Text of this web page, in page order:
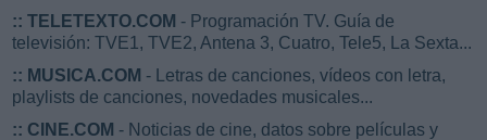
:: TELETEXTO.COM - Programación TV. Guía de
televisión: TVE1, TVE2, Antena 3, Cuatro, Tele5, La Sexta...
:: MUSICA.COM - Letras de canciones, vídeos con letra,
playlists de canciones, novedades musicales...
:: CINE.COM - Noticias de cine, datos sobre películas y